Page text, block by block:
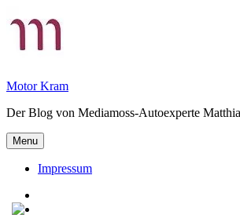
to
Motor Kram
Der Blog von Mediamoss-Autoexperte
Menu
Impressum